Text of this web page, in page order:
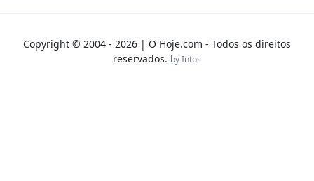
Copyright © 2004 - 2026 | O Hoje.com - Todos os direitos
reservados. by Intos